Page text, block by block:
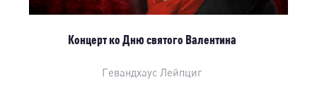
Концерт ко Дню святого Валентина
Гевандхаус Лейпциг